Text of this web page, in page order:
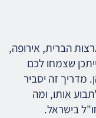
הברית, אירופה,
שצמחו לכם
מדריך זה יסביר
אותו, ומה
בישראל.